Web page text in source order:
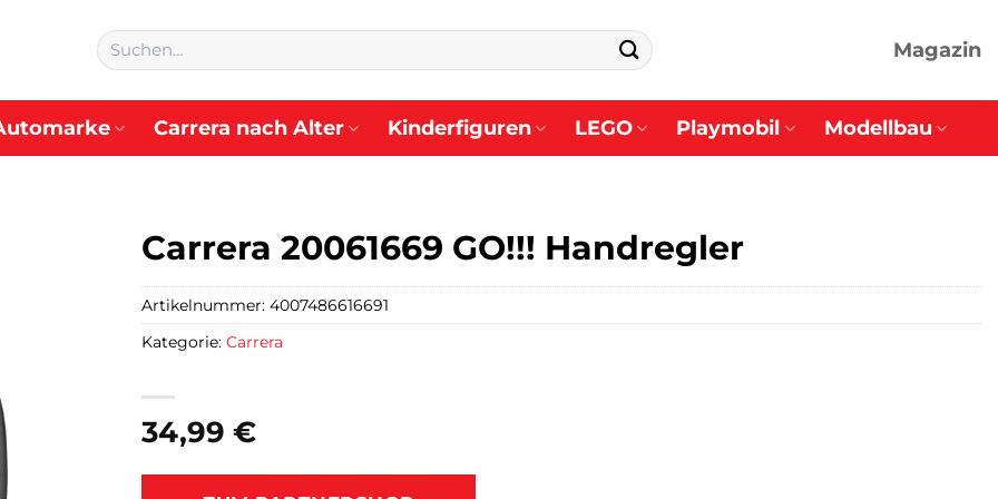
Suchen
nach:
Magazin
Carrera nach Alter Kinderfiguren LEGO Playmobil Modellbau
Carrera 20061669 GO!!! Handregler
34,99 €
Artikelnummer: 4007486616691
Kategorie: Carrera